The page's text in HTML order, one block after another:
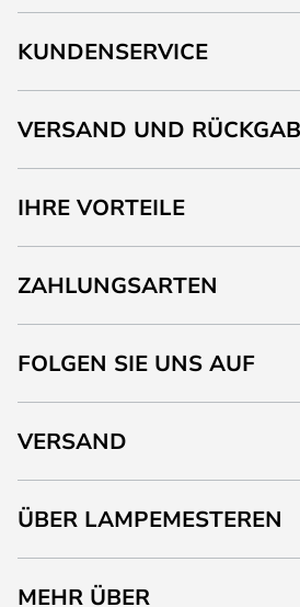
KUNDENSERVICE
VERSAND UND
IHRE VORTEILE
ZAHLUNGSARTEN
FOLGEN SIE UNS AUF
VERSAND
ÜBER LAMPEMESTEREN
MEHR ÜBER